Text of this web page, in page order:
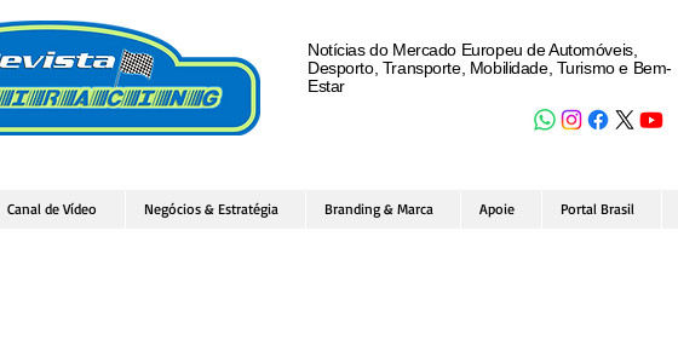
Notícias do Mercado Europeu de Automóveis,
Desporto, Transporte, Mobilidade, Turismo e Bem-
Estar
Canal de Vídeo Negócios & Estratégia Branding & Marca Apoie Portal Brasil